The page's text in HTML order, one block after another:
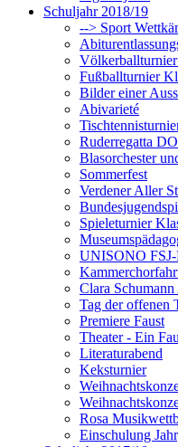
Schuljahr 2018/19
--> Sport
Fußballturnier
Bilder einer
Abivarieté
Ruderregatta
Blasorchester
Sommerfest
Verdener Aller
Spieleturnier
UNISONO
Clara
Tag der offenen
Premiere Faust
Theater - Ein
Literaturabend
Keksturnier
Rosa
Einschulung